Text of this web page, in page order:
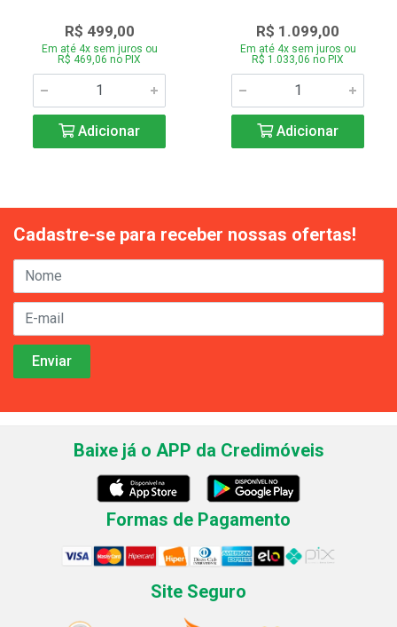
R$ 499,00
Em até 4x sem juros ou
R$ 469,06 no PIX
Adicionar
R$ 1.099,00
Em até 4x sem juros ou
R$ 1.033,06 no PIX
Adicionar
Cadastre-se para receber nossas ofertas!
Baixe já o APP da Credimóveis
Formas de Pagamento
Site Seguro